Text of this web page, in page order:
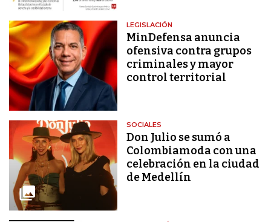
LEGISLACIÓN
MinDefensa anuncia
ofensiva contra grupos
criminales y mayor
control territorial
SOCIALES
Don Julio se sumó a
Colombiamoda con una
celebración en la ciudad
de Medellín